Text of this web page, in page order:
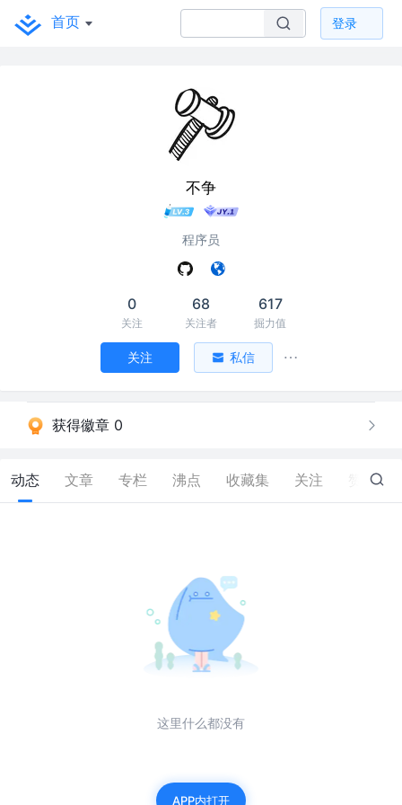
首页 登录
不争
程序员
0
关注
68
关注者
617
掘力值
关注 私信
获得徽章 0
动态 文章 专栏 沸点 收藏集 关注 19
这里什么都没有
APP内打开